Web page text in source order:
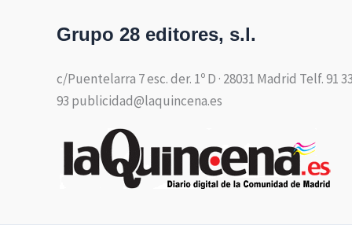
Grupo 28 editores, s.l.
c/Puentelarra 7 esc. der. 1º D · 28031 Madrid Telf. 91
93 publicidad@laquincena.es